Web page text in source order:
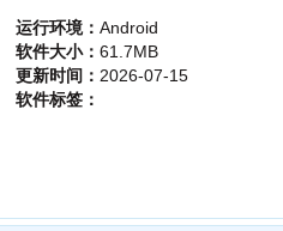
运行环境： Android
软件大小： 61.7MB
更新时间： 2026-07-15
软件标签：